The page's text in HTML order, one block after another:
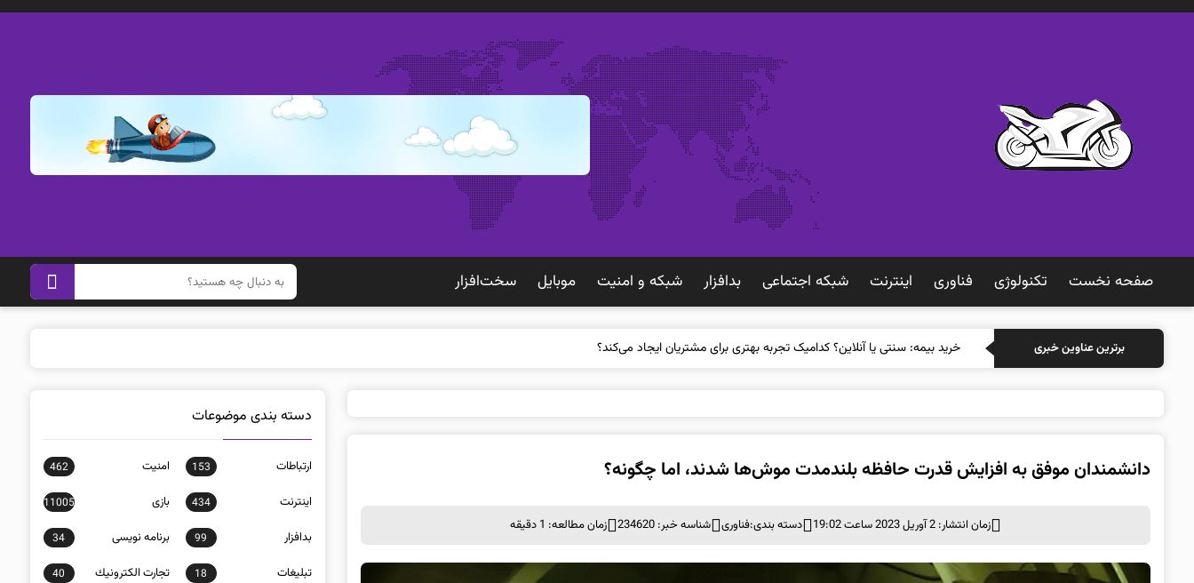
صفحه نخست تکنولوژی فناوری اينترنت شبكه اجتماعی بدافزار شبكه و امنيت موبايل سخت‌افزار
برترین عناوین خبری خرید بی
دانشمندان موفق به افزایش قدرت حافظه بلندمدت موش‌ها شدند، اما چگونه؟
زمان انتشار: 2 آوریل 2023 ساعت 19:02 دسته بندی:فناوری شناسه خبر: 234620 زمان مطالعه: 1 دقیقه
دسته بندی موضوعات
ارتباطات 153 امنيت 462
اينترنت 434 بازی 11005
بدافزار 99 برنامه نويسی 34
تبلیغات 18 تجارت الكترونيك 40